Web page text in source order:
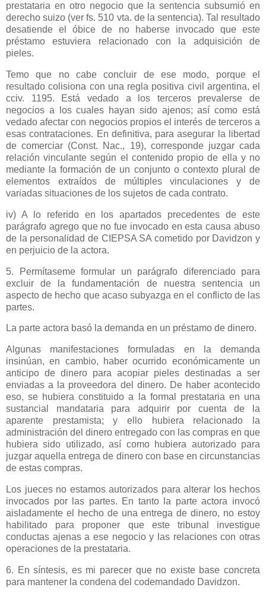
prestataria en otro negocio que la sentencia subsumió en
derecho suizo (ver fs. 510 vta. de la sentencia). Tal resultado
desatiende el óbice de no haberse invocado que este
préstamo estuviera relacionado con la adquisición de
pieles.
Temo que no cabe concluir de ese modo, porque el
resultado colisiona con una regla positiva civil argentina, el
cciv. 1195. Está vedado a los terceros prevalerse de
negocios a los cuales hayan sido ajenos; así como está
vedado afectar con negocios propios el interés de terceros a
esas contrataciones. En definitiva, para asegurar la libertad
de comerciar (Const. Nac., 19), corresponde juzgar cada
relación vinculante según el contenido propio de ella y no
mediante la formación de un conjunto o contexto plural de
elementos extraídos de múltiples vinculaciones y de
variadas situaciones de los sujetos de cada contrato.
iv) A lo referido en los apartados precedentes de este
parágrafo agrego que no fue invocado en esta causa abuso
de la personalidad de CIEPSA SA cometido por Davidzon y
en perjuicio de la actora.
5. Permítaseme formular un parágrafo diferenciado para
excluir de la fundamentación de nuestra sentencia un
aspecto de hecho que acaso subyazga en el conflicto de las
partes.
La parte actora basó la demanda en un préstamo de dinero.
Algunas manifestaciones formuladas en la demanda
insinúan, en cambio, haber ocurrido económicamente un
anticipo de dinero para acopiar pieles destinadas a ser
enviadas a la proveedora del dinero. De haber acontecido
eso, se hubiera constituido a la formal prestataria en una
sustancial mandataria para adquirir por cuenta de la
aparente prestamista; y ello hubiera relacionado la
administración del dinero entregado con las compras en que
hubiera sido utilizado, así como hubiera autorizado para
juzgar aquella entrega de dinero con base en circunstancias
de estas compras.
Los jueces no estamos autorizados para alterar los hechos
invocados por las partes. En tanto la parte actora invocó
aisladamente el hecho de una entrega de dinero, no estoy
habilitado para proponer que este tribunal investigue
conductas ajenas a ese negocio y las relaciones con otras
operaciones de la prestataria.
6. En síntesis, es mi parecer que no existe base concreta
para mantener la condena del codemandado Davidzon.